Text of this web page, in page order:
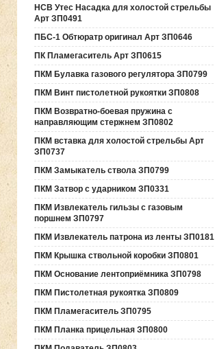
НСВ Утес Насадка для холостой стрельбы
Арт ЗП0491
ПБС-1 Обтюратр оригинал Арт ЗП0646
ПК Пламегаситель Арт ЗП0615
ПКМ Булавка газового регулятора ЗП0799
ПКМ Винт пистолетной рукоятки ЗП0808
ПКМ Возвратно-боевая пружина с
направляющим стержнем ЗП0802
ПКМ вставка для холостой стрельбы Арт
ЗП0737
ПКМ Замыкатель ствола ЗП0799
ПКМ Затвор с ударником ЗП0331
ПКМ Извлекатель гильзы с газовым
поршнем ЗП0797
ПКМ Извлекатель патрона из ленты ЗП0181
ПКМ Крышка ствольной коробки ЗП0801
ПКМ Основание лентоприёмника ЗП0798
ПКМ Пистолетная рукоятка ЗП0809
ПКМ Пламегаситель ЗП0795
ПКМ Планка прицельная ЗП0800